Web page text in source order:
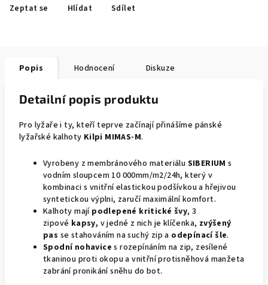
Zeptat se Hlídat Sdílet
Popis Hodnocení Diskuze
Detailní popis produktu
Pro lyžaře i ty, kteří teprve začínají přinášíme pánské
lyžařské kalhoty Kilpi MIMAS-M.
Vyrobeny z membránového materiálu SIBERIUM s
vodním sloupcem 10 000mm/m2/24h, který v
kombinaci s vnitřní elastickou podšívkou a hřejivou
syntetickou výplni, zaručí maximální komfort.
Kalhoty mají podlepené kritické švy, 3
zipové kapsy, v jedné z nich je klíčenka, zvýšený
pas se stahováním na suchý zip a odepínací šle.
Spodní nohavice s rozepínáním na zip, zesílené
tkaninou proti okopu a vnitřní protisněhová manžeta
zabrání pronikání sněhu do bot.